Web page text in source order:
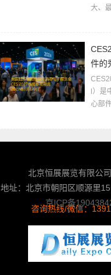
大、
件的
l）是
心部
北京恒展展览有限公
地址：北京市朝阳区顺源里
京ICP备
咨询热线/微信：